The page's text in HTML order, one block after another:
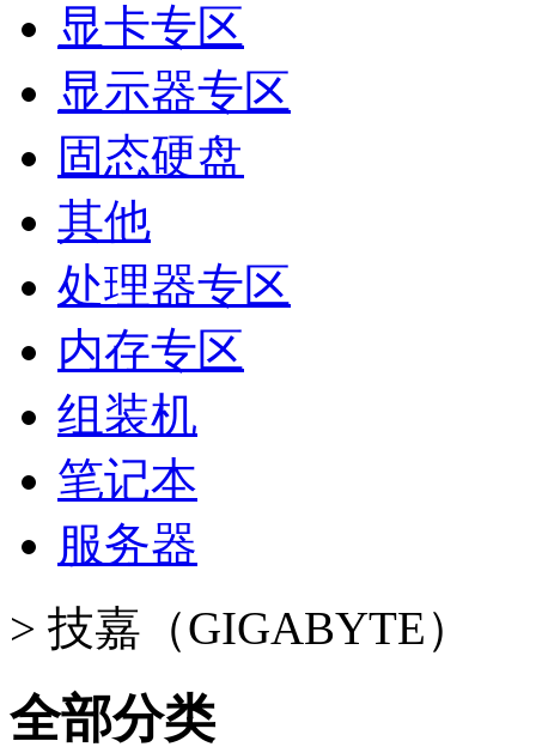
显卡专区
显示器专区
固态硬盘
其他
处理器专区
内存专区
组装机
笔记本
服务器
> 技嘉（GIGABYTE）
全部分类